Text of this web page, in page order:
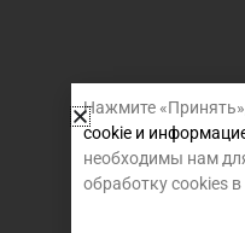
Нажмите
cookie и
необходимы нам
обработку cookies